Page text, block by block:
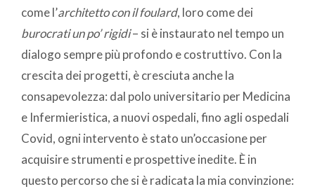
come l’architetto con il foulard, loro come dei
burocrati un po’ rigidi– si è instaurato nel tempo un
dialogo sempre più profondo e costruttivo. Con la
crescita dei progetti, è cresciuta anche la
consapevolezza: dal polo universitario per Medicina
e Infermieristica, a nuovi ospedali, fino agli ospedali
Covid, ogni intervento è stato un’occasione per
acquisire strumenti e prospettive inedite. È in
questo percorso che si è radicata la mia convinzione: